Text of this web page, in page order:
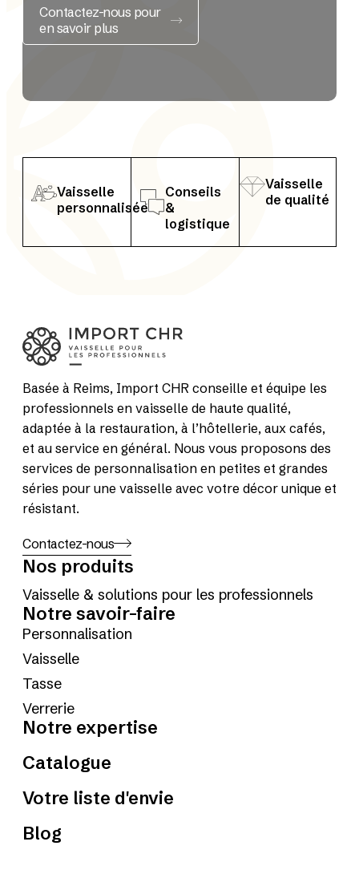
Contactez-nous pour
en savoir plus
Vaisselle
personnalisée
Conseils
&
logistique
Vaisselle
de qualité
Basée à Reims, Import CHR conseille et équipe les
professionnels en vaisselle de haute qualité,
adaptée à la restauration, à l’hôtellerie, aux cafés,
et au service en général. Nous vous proposons des
services de personnalisation en petites et grandes
séries pour une vaisselle avec votre décor unique et
résistant.
Contactez-nous
Nos produits
Vaisselle & solutions pour les professionnels
Notre savoir-faire
Personnalisation
Vaisselle
Tasse
Verrerie
Notre expertise
Catalogue
Votre liste d'envie
Blog